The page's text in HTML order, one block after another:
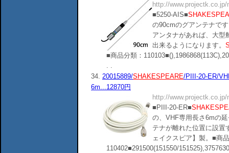
http://
■5250-AIS■
の90cmのグアンテナで
アンタナがあれば、大型
出来るようになります。
■商品分類：
. .
34. 20015889/SHAKESPEARE/PIII-20-ER/
6m...12870円
http://
■PIII-20-ER■
の、VHF専用長さ6mの
テナが離れた位置に設置
ェイクスピア】製。■商
110402■291500(151550/